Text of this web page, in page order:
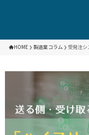
HOME 製造業コラム 受発注シ